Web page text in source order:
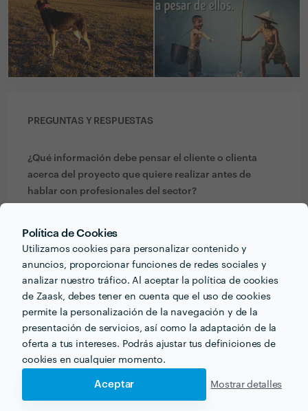
Política de Cookies
Utilizamos cookies para personalizar contenido y
anuncios, proporcionar funciones de redes sociales y
analizar nuestro tráfico. Al aceptar la política de cookies
de Zaask, debes tener en cuenta que el uso de cookies
permite la personalización de la navegación y de la
presentación de servicios, así como la adaptación de la
oferta a tus intereses. Podrás ajustar tus definiciones de
cookies en cualquier momento.
Aceptar Mostrar detalles
PREGUNTAS Y RESPUESTAS
¿Qué información debe pensar el cliente o clienta
acerca del proyecto que quiere realizar antes de
hablar con profesionales del sector?
¿Qué formación y experiencia tienes que estén
relacionadas con tu trabajo?
Llevo en el mundo del masaje mas de 10 años. No
solo es un trabajo, es mi pasión.
He trabajado en el spa de un hotel Barceló.
Soy especialista en masaje terapéutico y deportivo.
Experta en técnicas manuales como el masaje
Dispongo de diploma de masaje tradicional tailandés.